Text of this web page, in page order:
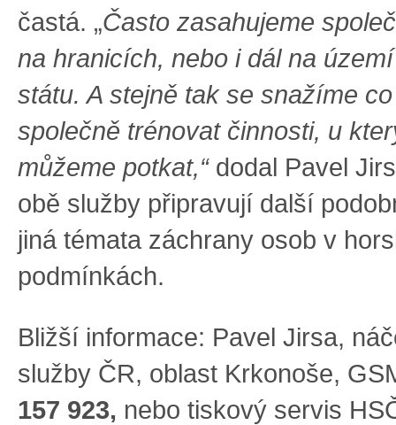
častá. „Často zasahujeme
na hranicích, nebo i dál na
státu. A stejně tak se snažíme
společně trénovat činnosti, u
můžeme potkat,“dodal Pavel
obě služby připravují další
jiná témata záchrany osob v
podmínkách.
Bližší informace: Pavel Jirsa,
služby ČR, oblast Krkonoše,
157 923, nebo tiskový servis